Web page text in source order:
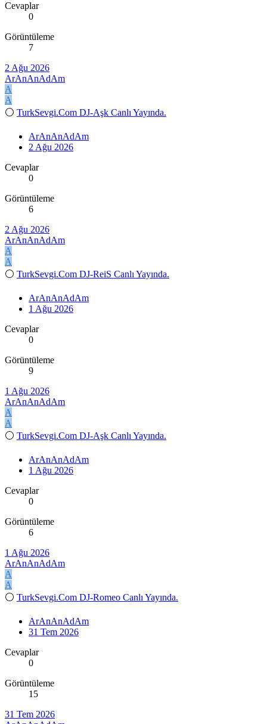
Cevaplar
0
Görüntüleme
7
2 Ağu 2026
ArAnAnAdAm
A
A
⚪ TurkSevgi.Com DJ-Aşk Canlı Yayında.
ArAnAnAdAm
2 Ağu 2026
Cevaplar
0
Görüntüleme
6
2 Ağu 2026
ArAnAnAdAm
A
A
⚪ TurkSevgi.Com DJ-ReiS Canlı Yayında.
ArAnAnAdAm
1 Ağu 2026
Cevaplar
0
Görüntüleme
9
1 Ağu 2026
ArAnAnAdAm
A
A
⚪ TurkSevgi.Com DJ-Aşk Canlı Yayında.
ArAnAnAdAm
1 Ağu 2026
Cevaplar
0
Görüntüleme
6
1 Ağu 2026
ArAnAnAdAm
A
A
⚪ TurkSevgi.Com DJ-Romeo Canlı Yayında.
ArAnAnAdAm
31 Tem 2026
Cevaplar
0
Görüntüleme
15
31 Tem 2026